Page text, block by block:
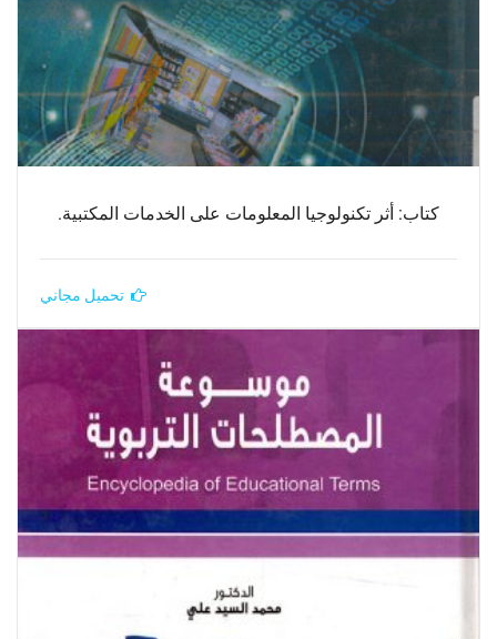
كتاب: أثر تكنولوجيا المعلومات على الخدمات المكتبية.
تحميل مجاني